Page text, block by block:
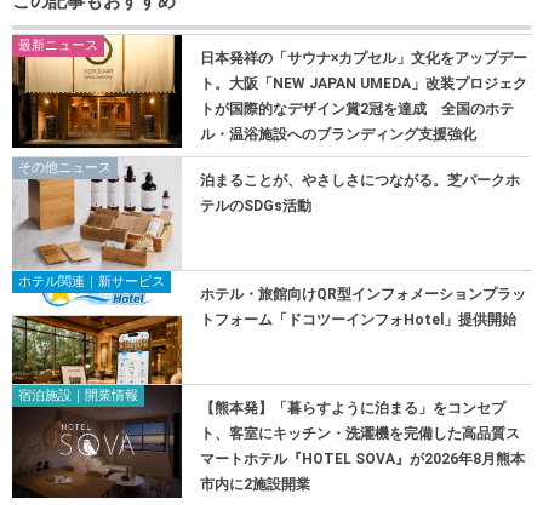
最新ニュース
日本発祥の「サウナ×カプセル」文化をアップデー
ト。大阪「NEW JAPAN UMEDA」改装プロジェク
トが国際的なデザイン賞2冠を達成 全国のホテ
ル・温浴施設へのブランディング支援強化
その他ニュース
泊まることが、やさしさにつながる。芝パークホ
テルのSDGs活動
ホテル関連｜新サービス
ホテル・旅館向けQR型インフォメーションプラッ
トフォーム「ドコツーインフォHotel」提供開始
宿泊施設｜開業情報
【熊本発】「暮らすように泊まる」をコンセプ
ト、客室にキッチン・洗濯機を完備した高品質ス
マートホテル『HOTEL SOVA』が2026年8月熊本
市内に2施設開業